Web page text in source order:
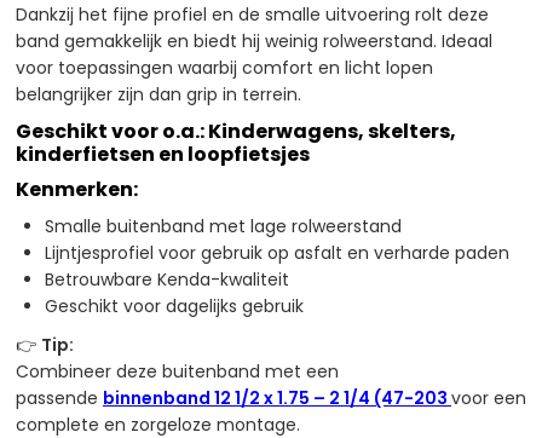
Dankzij het fijne profiel en de smalle uitvoering rolt deze
band gemakkelijk en biedt hij weinig rolweerstand. Ideaal
voor toepassingen waarbij comfort en licht lopen
belangrijker zijn dan grip in terrein.
Geschikt voor o.a.: Kinderwagens, skelters,
kinderfietsen en loopfietsjes
Kenmerken:
Smalle buitenband met lage rolweerstand
Lijntjesprofiel voor gebruik op asfalt en verharde paden
Betrouwbare Kenda-kwaliteit
Geschikt voor dagelijks gebruik
👉 Tip:
Combineer deze buitenband met een
passende binnenband 12 1/2 x 1.75 – 2 1/4 (47-203 voor een
complete en zorgeloze montage.